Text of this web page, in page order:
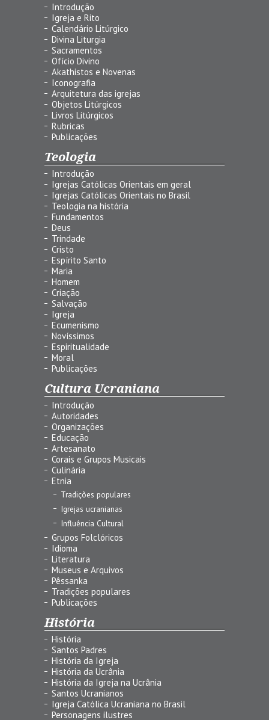
Introdução
Igreja e Rito
Calendário Litúrgico
Divina Liturgia
Sacramentos
Ofício Divino
Akathistos e Novenas
Iconografia
Arquitetura das igrejas
Objetos Litúrgicos
Livros Litúrgicos
Rubricas
Publicações
Teologia
Introdução
Igrejas Católicas Orientais em geral
Igrejas Católicas Orientais no Brasil
Teologia na história
Fundamentos
Deus
Trindade
Cristo
Espírito Santo
Maria
Homem
Criação
Salvação
Igreja
Ecumenismo
Novíssimos
Espiritualidade
Moral
Publicações
Cultura Ucraniana
Introdução
Autoridades
Organizações
Educação
Artesanato
Corais e Grupos Musicais
Culinária
Etnia
Tradições populares
Igrejas ucranianas
Influência Cultural
Grupos Folclóricos
Idioma
Literatura
Museus e Arquivos
Pêssanka
Tradições populares
Publicações
História
História
Santos Padres
História da Igreja
História da Ucrânia
História da Igreja na Ucrânia
Santos Ucranianos
Igreja Católica Ucraniana no Brasil
Personagens ilustres